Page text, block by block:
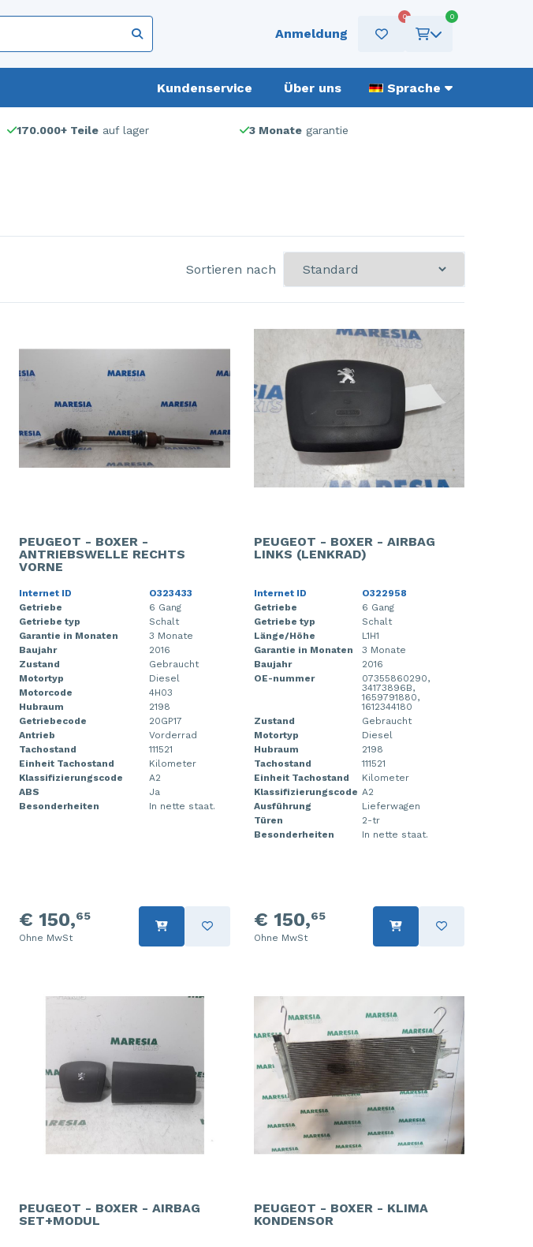
Anmeldung
0 0
Kundenservice Über uns Sprache
170.000+ Teile auf lager 3 Monate garantie
Sortieren nach
PEUGEOT - BOXER -
ANTRIEBSWELLE RECHTS
VORNE
Internet ID
O323433
Getriebe
6 Gang
Getriebe typ
Schalt
Garantie in Monaten
3 Monate
Baujahr
2016
Zustand
Gebraucht
Motortyp
Diesel
Motorcode
4H03
Hubraum
2198
Getriebecode
20GP17
Antrieb
Vorderrad
Tachostand
111521
Einheit Tachostand
Kilometer
Klassifizierungscode
A2
ABS
Ja
Besonderheiten
In nette staat.
€ 150,65
Ohne MwSt
PEUGEOT - BOXER - AIRBAG
LINKS (LENKRAD)
Internet ID
O322958
Getriebe
6 Gang
Getriebe typ
Schalt
Länge/Höhe
L1H1
Garantie in Monaten
3 Monate
Baujahr
2016
OE-nummer
07355860290,
34173896B,
1659791880,
1612344180
Zustand
Gebraucht
Motortyp
Diesel
Hubraum
2198
Tachostand
111521
Einheit Tachostand
Kilometer
Klassifizierungscode A2
Ausführung
Lieferwagen
Türen
2-tr
Besonderheiten
In nette staat.
€ 150,65
Ohne MwSt
PEUGEOT - BOXER - AIRBAG
SET+MODUL
PEUGEOT - BOXER - KLIMA
KONDENSOR